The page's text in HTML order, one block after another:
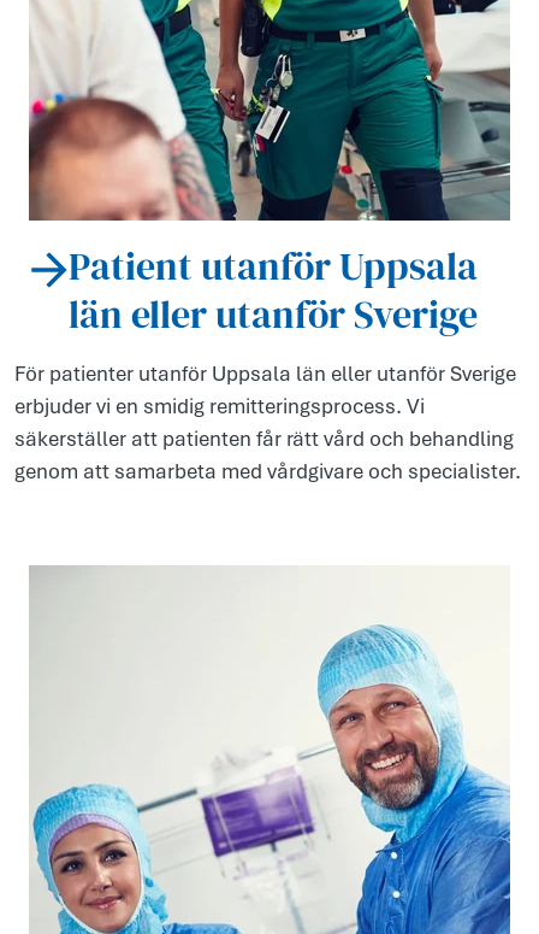
Patient utanför Uppsala
län eller utanför Sverige
För patienter utanför Uppsala län eller utanför Sverige
erbjuder vi en smidig remitteringsprocess. Vi
säkerställer att patienten får rätt vård och behandling
genom att samarbeta med vårdgivare och specialister.